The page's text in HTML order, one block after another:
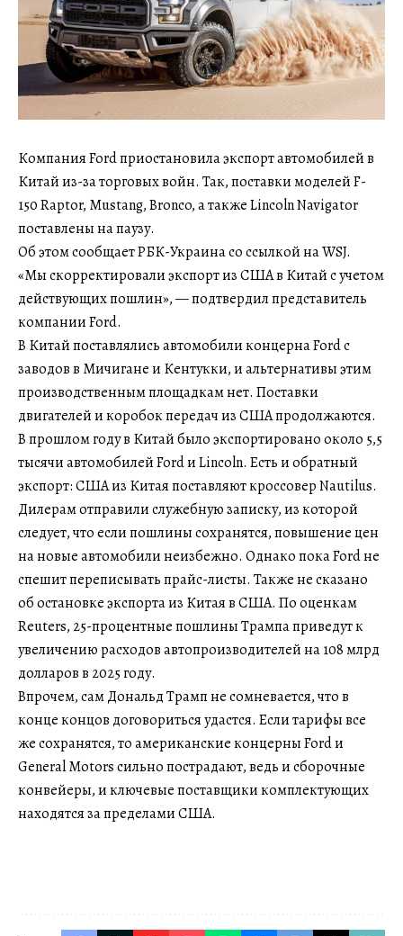
Компания Ford приостановила экспорт автомобилей в
Китай из-за торговых войн. Так, поставки моделей F-
150 Raptor, Mustang, Bronco, а также Lincoln Navigator
поставлены на паузу.
Об этом сообщает РБК-Украина со ссылкой на WSJ.
«Мы скорректировали экспорт из США в Китай с учетом
действующих пошлин», — подтвердил представитель
компании Ford.
В Китай поставлялись автомобили концерна Ford с
заводов в Мичигане и Кентукки, и альтернативы этим
производственным площадкам нет. Поставки
двигателей и коробок передач из США продолжаются.
В прошлом году в Китай было экспортировано около 5,5
тысячи автомобилей Ford и Lincoln. Есть и обратный
экспорт: США из Китая поставляют кроссовер Nautilus.
Дилерам отправили служебную записку, из которой
следует, что если пошлины сохранятся, повышение цен
на новые автомобили неизбежно. Однако пока Ford не
спешит переписывать прайс-листы. Также не сказано
об остановке экспорта из Китая в США. По оценкам
Reuters, 25-процентные пошлины Трампа приведут к
увеличению расходов автопроизводителей на 108 млрд
долларов в 2025 году.
Впрочем, сам Дональд Трамп не сомневается, что в
конце концов договориться удастся. Если тарифы все
же сохранятся, то американские концерны Ford и
General Motors сильно пострадают, ведь и сборочные
конвейеры, и ключевые поставщики комплектующих
находятся за пределами США.